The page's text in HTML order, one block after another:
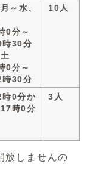
～水、
0分～
時30分
0分～
時30分
10人
時0分か
17時0分
3人
放しませんの